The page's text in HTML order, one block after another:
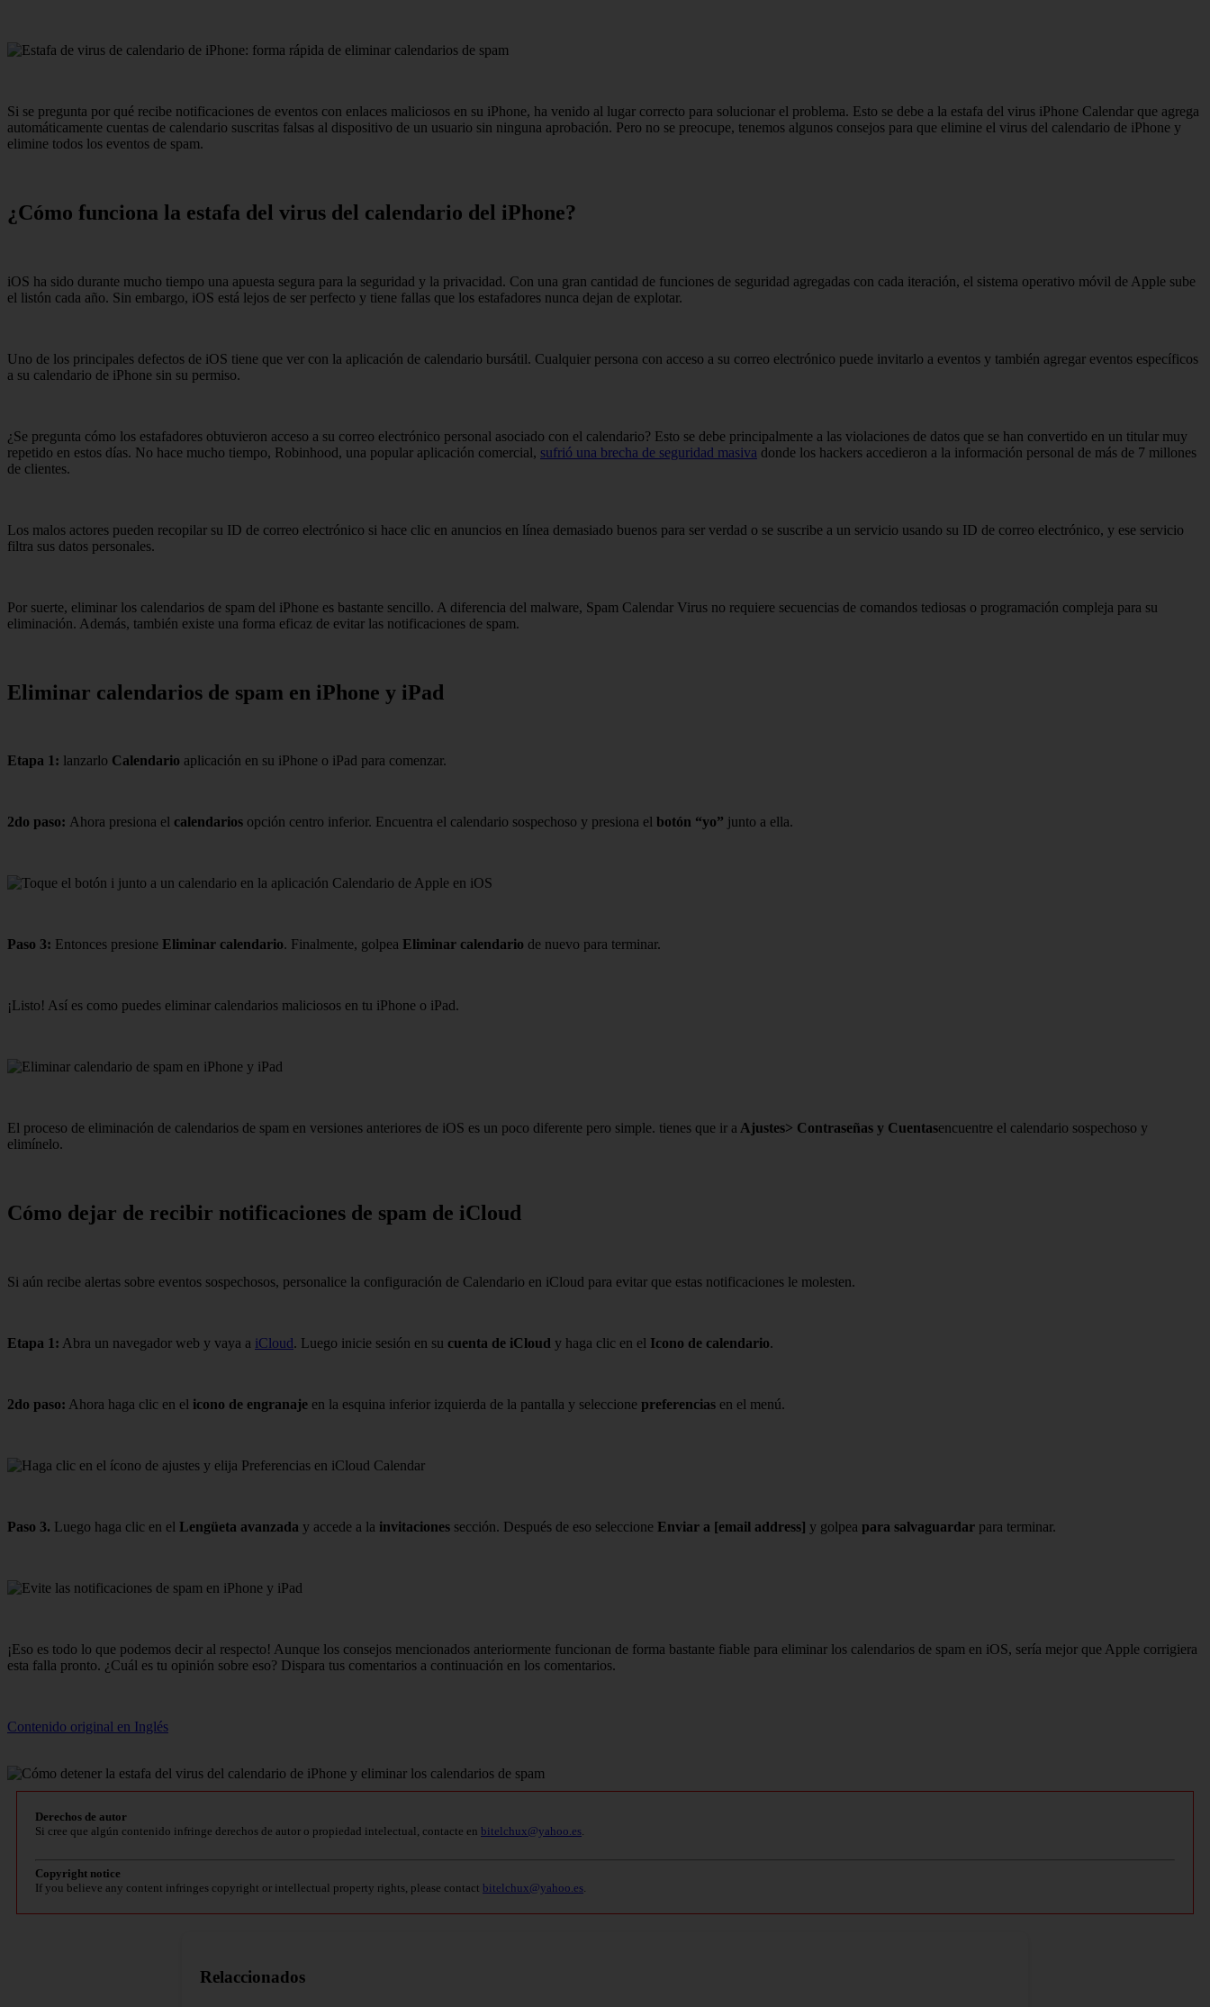
Si se pregunta por qué recibe notificaciones de eventos con enlaces maliciosos en su iPhone, ha venido al lugar correcto para solucionar el problema. Esto se debe a la estafa del virus iPhone Calendar que agrega
automáticamente cuentas de calendario suscritas falsas al dispositivo de un usuario sin ninguna aprobación. Pero no se preocupe, tenemos algunos consejos para que elimine el virus del calendario de iPhone y
elimine todos los eventos de spam.
¿Cómo funciona la estafa del virus del calendario del iPhone?
iOS ha sido durante mucho tiempo una apuesta segura para la seguridad y la privacidad. Con una gran cantidad de funciones de seguridad agregadas con cada iteración, el sistema operativo móvil de Apple sube
el listón cada año. Sin embargo, iOS está lejos de ser perfecto y tiene fallas que los estafadores nunca dejan de explotar.
Uno de los principales defectos de iOS tiene que ver con la aplicación de calendario bursátil. Cualquier persona con acceso a su correo electrónico puede invitarlo a eventos y también agregar eventos específicos
a su calendario de iPhone sin su permiso.
¿Se pregunta cómo los estafadores obtuvieron acceso a su correo electrónico personal asociado con el calendario? Esto se debe principalmente a las violaciones de datos que se han convertido en un titular muy
repetido en estos días. No hace mucho tiempo, Robinhood, una popular aplicación comercial, sufrió una brecha de seguridad masiva donde los hackers accedieron a la información personal de más de 7 millones
de clientes.
Los malos actores pueden recopilar su ID de correo electrónico si hace clic en anuncios en línea demasiado buenos para ser verdad o se suscribe a un servicio usando su ID de correo electrónico, y ese servicio
filtra sus datos personales.
Por suerte, eliminar los calendarios de spam del iPhone es bastante sencillo. A diferencia del malware, Spam Calendar Virus no requiere secuencias de comandos tediosas o programación compleja para su
eliminación. Además, también existe una forma eficaz de evitar las notificaciones de spam.
Eliminar calendarios de spam en iPhone y iPad
Etapa 1: lanzarlo Calendario aplicación en su iPhone o iPad para comenzar.
2do paso: Ahora presiona el calendarios opción centro inferior. Encuentra el calendario sospechoso y presiona el botón “yo” junto a ella.
Paso 3: Entonces presione Eliminar calendario. Finalmente, golpea Eliminar calendario de nuevo para terminar.
¡Listo! Así es como puedes eliminar calendarios maliciosos en tu iPhone o iPad.
El proceso de eliminación de calendarios de spam en versiones anteriores de iOS es un poco diferente pero simple. tienes que ir a Ajustes> Contraseñas y Cuentasencuentre el calendario sospechoso y
elimínelo.
Cómo dejar de recibir notificaciones de spam de iCloud
Si aún recibe alertas sobre eventos sospechosos, personalice la configuración de Calendario en iCloud para evitar que estas notificaciones le molesten.
Etapa 1: Abra un navegador web y vaya a iCloud. Luego inicie sesión en su cuenta de iCloud y haga clic en el Icono de calendario.
2do paso: Ahora haga clic en el icono de engranaje en la esquina inferior izquierda de la pantalla y seleccione preferencias en el menú.
Paso 3. Luego haga clic en el Lengüeta avanzada y accede a la invitaciones sección. Después de eso seleccione Enviar a [email address] y golpea para salvaguardar para terminar.
¡Eso es todo lo que podemos decir al respecto! Aunque los consejos mencionados anteriormente funcionan de forma bastante fiable para eliminar los calendarios de spam en iOS, sería mejor que Apple corrigiera
esta falla pronto. ¿Cuál es tu opinión sobre eso? Dispara tus comentarios a continuación en los comentarios.
Contenido original en Inglés
Derechos de autor
Si cree que algún contenido infringe derechos de autor o propiedad intelectual, contacte en bitelchux@yahoo.es.
Copyright notice
If you believe any content infringes copyright or intellectual property rights, please contact bitelchux@yahoo.es.
Relaccionados